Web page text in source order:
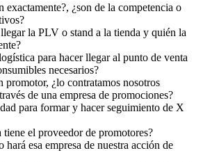
exactamente?, ¿son de la competencia o
la PLV o stand a la tienda y quién la
para hacer llegar al punto de venta
necesarios?
promotor, ¿lo contratamos nosotros
de una empresa de promociones?
para formar y hacer seguimiento de X
tiene el proveedor de promotores?
hará esa empresa de nuestra acción de